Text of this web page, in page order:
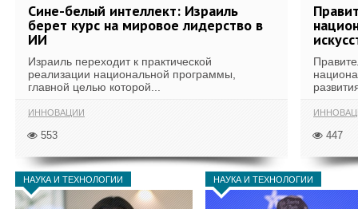
Сине-белый интеллект: Израиль
берет курс на мировое лидерство в
ИИ
Израиль переходит к практической
реализации национальной программы,
главной целью которой...
ИННОВАЦИИ
553 447
НАУКА И ТЕХНОЛОГИИ НАУКА И ТЕХНОЛОГИИ